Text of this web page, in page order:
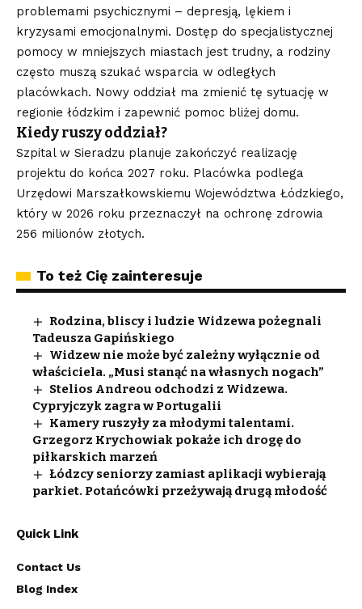
problemami psychicznymi – depresją, lękiem i
kryzysami emocjonalnymi. Dostęp do specjalistycznej
pomocy w mniejszych miastach jest trudny, a rodziny
często muszą szukać wsparcia w odległych
placówkach. Nowy oddział ma zmienić tę sytuację w
regionie łódzkim i zapewnić pomoc bliżej domu.
Kiedy ruszy oddział?
Szpital w Sieradzu planuje zakończyć realizację
projektu do końca 2027 roku. Placówka podlega
Urzędowi Marszałkowskiemu Województwa Łódzkiego,
który w 2026 roku przeznaczył na ochronę zdrowia
256 milionów złotych.
To też Cię zainteresuje
Rodzina, bliscy i ludzie Widzewa pożegnali
Tadeusza Gapińskiego
Widzew nie może być zależny wyłącznie od
właściciela. „Musi stanąć na własnych nogach”
Stelios Andreou odchodzi z Widzewa.
Cypryjczyk zagra w Portugalii
Kamery ruszyły za młodymi talentami.
Grzegorz Krychowiak pokaże ich drogę do
piłkarskich marzeń
Łódzcy seniorzy zamiast aplikacji wybierają
parkiet. Potańcówki przeżywają drugą młodość
Quick Link
Contact Us
Blog Index